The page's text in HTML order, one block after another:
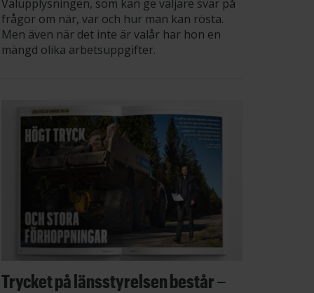
Valupplysningen, som kan ge väljare svar på
frågor om när, var och hur man kan rösta.
Men även när det inte är valår har hon en
mängd olika arbetsuppgifter.
Trycket på länsstyrelsen består –